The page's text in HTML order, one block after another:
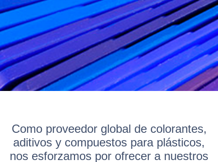
Como proveedor global de colorantes,
aditivos y compuestos para plásticos,
nos esforzamos por ofrecer a nuestros